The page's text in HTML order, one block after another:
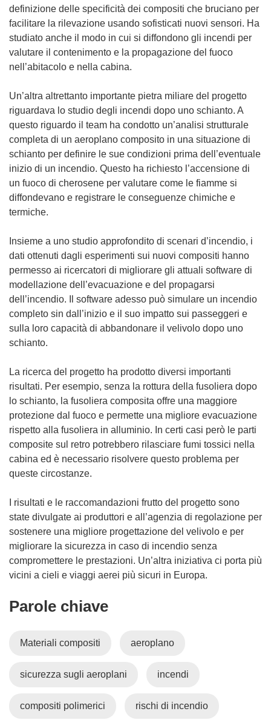
definizione delle specificità dei compositi che bruciano per
facilitare la rilevazione usando sofisticati nuovi sensori. Ha
studiato anche il modo in cui si diffondono gli incendi per
valutare il contenimento e la propagazione del fuoco
nell’abitacolo e nella cabina.
Un’altra altrettanto importante pietra miliare del progetto
riguardava lo studio degli incendi dopo uno schianto. A
questo riguardo il team ha condotto un’analisi strutturale
completa di un aeroplano composito in una situazione di
schianto per definire le sue condizioni prima dell’eventuale
inizio di un incendio. Questo ha richiesto l’accensione di
un fuoco di cherosene per valutare come le fiamme si
diffondevano e registrare le conseguenze chimiche e
termiche.
Insieme a uno studio approfondito di scenari d’incendio, i
dati ottenuti dagli esperimenti sui nuovi compositi hanno
permesso ai ricercatori di migliorare gli attuali software di
modellazione dell’evacuazione e del propagarsi
dell’incendio. Il software adesso può simulare un incendio
completo sin dall’inizio e il suo impatto sui passeggeri e
sulla loro capacità di abbandonare il velivolo dopo uno
schianto.
La ricerca del progetto ha prodotto diversi importanti
risultati. Per esempio, senza la rottura della fusoliera dopo
lo schianto, la fusoliera composita offre una maggiore
protezione dal fuoco e permette una migliore evacuazione
rispetto alla fusoliera in alluminio. In certi casi però le parti
composite sul retro potrebbero rilasciare fumi tossici nella
cabina ed è necessario risolvere questo problema per
queste circostanze.
I risultati e le raccomandazioni frutto del progetto sono
state divulgate ai produttori e all’agenzia di regolazione per
sostenere una migliore progettazione del velivolo e per
migliorare la sicurezza in caso di incendio senza
compromettere le prestazioni. Un’altra iniziativa ci porta più
vicini a cieli e viaggi aerei più sicuri in Europa.
Parole chiave
Materiali compositi aeroplano
sicurezza sugli aeroplani incendi
compositi polimerici rischi di incendio